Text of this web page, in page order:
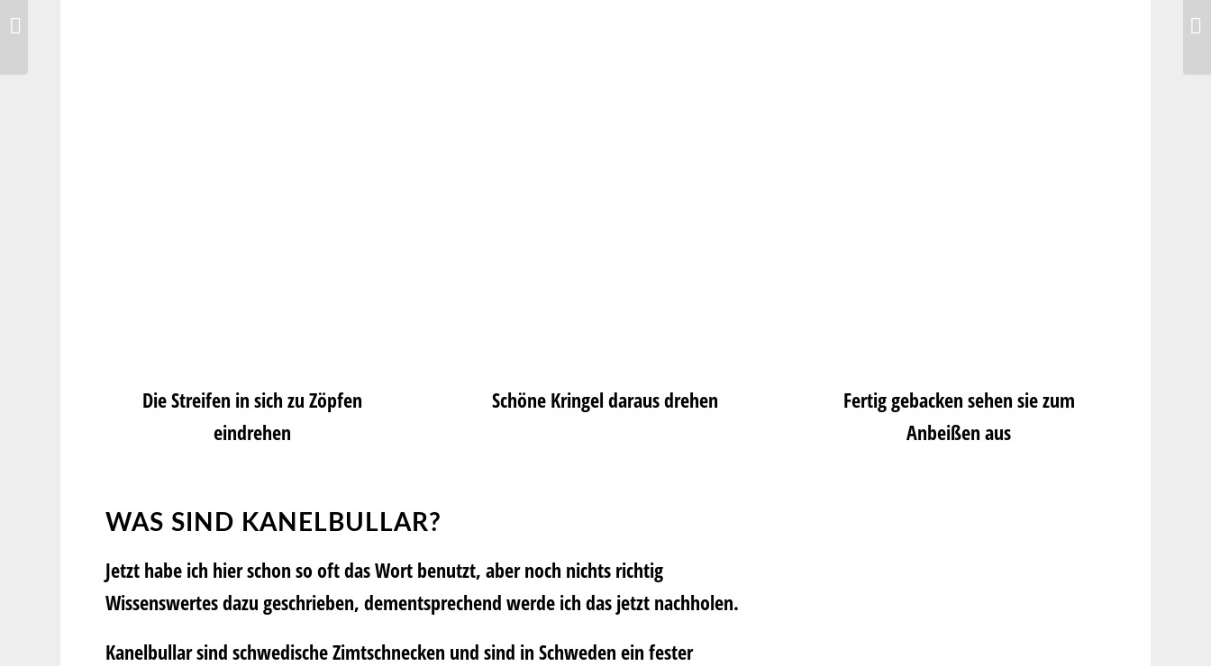
Die Streifen in sich zu Zöpfen
eindrehen
Schöne Kringel daraus drehen
Fertig gebacken sehen sie zum
Anbeißen aus
WAS SIND KANELBULLAR?
Jetzt habe ich hier schon so oft das Wort benutzt, aber noch nichts richtig
Wissenswertes dazu geschrieben, dementsprechend werde ich das jetzt nachholen.
Kanelbullar sind schwedische Zimtschnecken und sind in Schweden ein fester